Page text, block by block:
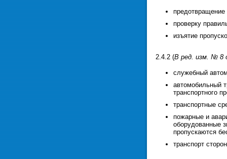
предотвращение
проверку
изъятие
2.4.2 (В ред. изм. № 8
служебный
автомобильный
транспортного
транспортные
пожарные и
оборудованные
пропускаются
транспорт